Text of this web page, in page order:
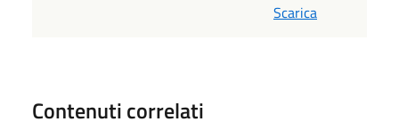
Scarica
Contenuti correlati